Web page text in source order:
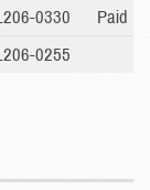
0330
Paid
0255